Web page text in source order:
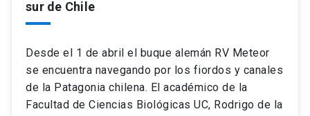
Secretaría Académica
Institutos y Centros
Redes Internacionales
Postgrado
Contacto
sur de Chile
Desde el 1 de abril el buque alemán RV Meteor
se encuentra navegando por los fiordos y canales
de la Patagonia chilena. El académico de la
Facultad de Ciencias Biológicas UC, Rodrigo de la